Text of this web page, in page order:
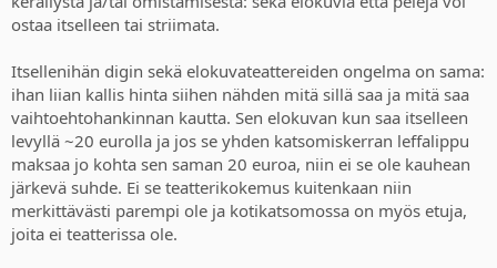
ostaa itselleen tai striimata.
Itsellenihän digin sekä elokuvateattereiden ongelma on sama:
ihan liian kallis hinta siihen nähden mitä sillä saa ja mitä saa
vaihtoehtohankinnan kautta. Sen elokuvan kun saa itselleen
levyllä ~20 eurolla ja jos se yhden katsomiskerran leffalippu
maksaa jo kohta sen saman 20 euroa, niin ei se ole kauhean
järkevä suhde. Ei se teatterikokemus kuitenkaan niin
merkittävästi parempi ole ja kotikatsomossa on myös etuja,
joita ei teatterissa ole.